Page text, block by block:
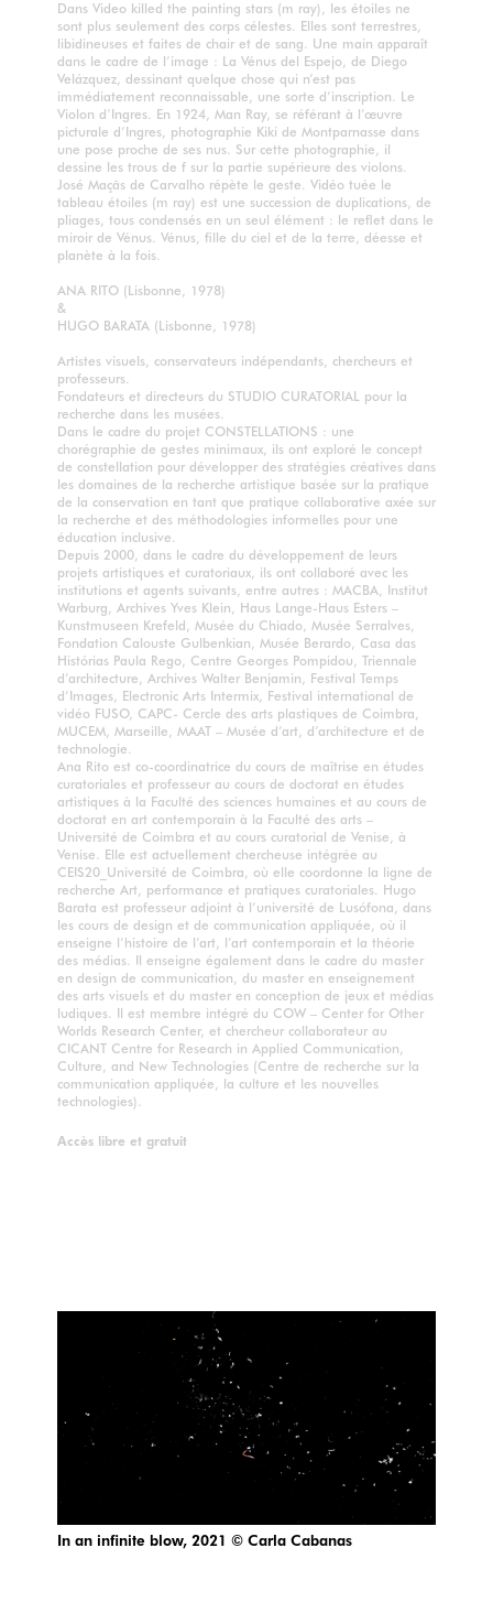
Dans Video killed the painting stars (m ray), les étoiles ne
sont plus seulement des corps célestes. Elles sont terrestres,
libidineuses et faites de chair et de sang. Une main apparaît
dans le cadre de l’image : La Vénus del Espejo, de Diego
Velázquez, dessinant quelque chose qui n’est pas
immédiatement reconnaissable, une sorte d’inscription. Le
Violon d’Ingres. En 1924, Man Ray, se référant à l’œuvre
picturale d’Ingres, photographie Kiki de Montparnasse dans
une pose proche de ses nus. Sur cette photographie, il
dessine les trous de f sur la partie supérieure des violons.
José Maçãs de Carvalho répète le geste. Vidéo tuée le
tableau étoiles (m ray) est une succession de duplications, de
pliages, tous condensés en un seul élément : le reflet dans le
miroir de Vénus. Vénus, fille du ciel et de la terre, déesse et
planète à la fois.
ANA RITO (Lisbonne, 1978)
&
HUGO BARATA (Lisbonne, 1978)
Artistes visuels, conservateurs indépendants, chercheurs et
professeurs.
Fondateurs et directeurs du STUDIO CURATORIAL pour la
recherche dans les musées.
Dans le cadre du projet CONSTELLATIONS : une
chorégraphie de gestes minimaux, ils ont exploré le concept
de constellation pour développer des stratégies créatives dans
les domaines de la recherche artistique basée sur la pratique
de la conservation en tant que pratique collaborative axée sur
la recherche et des méthodologies informelles pour une
éducation inclusive.
Depuis 2000, dans le cadre du développement de leurs
projets artistiques et curatoriaux, ils ont collaboré avec les
institutions et agents suivants, entre autres : MACBA, Institut
Warburg, Archives Yves Klein, Haus Lange-Haus Esters –
Kunstmuseen Krefeld, Musée du Chiado, Musée Serralves,
Fondation Calouste Gulbenkian, Musée Berardo, Casa das
Histórias Paula Rego, Centre Georges Pompidou, Triennale
d’architecture, Archives Walter Benjamin, Festival Temps
d’Images, Electronic Arts Intermix, Festival international de
vidéo FUSO, CAPC- Cercle des arts plastiques de Coimbra,
MUCEM, Marseille, MAAT – Musée d’art, d’architecture et de
technologie.
Ana Rito est co-coordinatrice du cours de maîtrise en études
curatoriales et professeur au cours de doctorat en études
artistiques à la Faculté des sciences humaines et au cours de
doctorat en art contemporain à la Faculté des arts –
Université de Coimbra et au cours curatorial de Venise, à
Venise. Elle est actuellement chercheuse intégrée au
CEIS20_Université de Coimbra, où elle coordonne la ligne de
recherche Art, performance et pratiques curatoriales. Hugo
Barata est professeur adjoint à l’université de Lusófona, dans
les cours de design et de communication appliquée, où il
enseigne l’histoire de l’art, l’art contemporain et la théorie
des médias. Il enseigne également dans le cadre du master
en design de communication, du master en enseignement
des arts visuels et du master en conception de jeux et médias
ludiques. Il est membre intégré du COW – Center for Other
Worlds Research Center, et chercheur collaborateur au
CICANT Centre for Research in Applied Communication,
Culture, and New Technologies (Centre de recherche sur la
communication appliquée, la culture et les nouvelles
technologies).
Accès libre et gratuit
In an infinite blow, 2021 © Carla Cabanas